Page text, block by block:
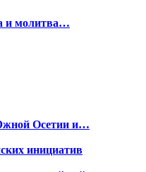
и молитва…
Осетии и…
инициатив